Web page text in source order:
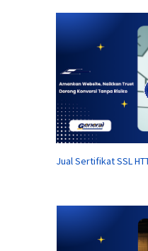
Jual Sertifikat SSL